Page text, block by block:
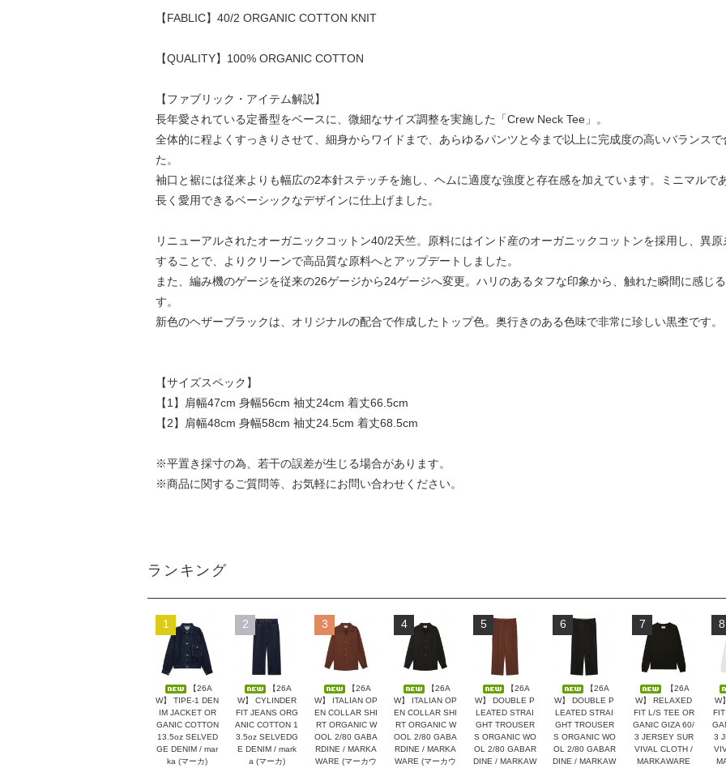
【FABLIC】40/2 ORGANIC COTTON KNIT
【QUALITY】100% ORGANIC COTTON
【ファブリック・アイテム解説】
長年愛されている定番型をベースに、微細なサイズ調整を実施した「Crew Neck Tee」。
全体的に程よくすっきりさせて、細身からワイドまで、あらゆるパンツと今まで以上に完成度の高いバランス
た。
袖口と裾には従来よりも幅広の2本針ステッチを施し、ヘムに適度な強度と存在感を加えています。ミニマルで
長く愛用できるベーシックなデザインに仕上げました。
リニューアルされたオーガニックコットン40/2天竺。原料にはインド産のオーガニックコットンを採用し、異
することで、よりクリーンで高品質な原料へとアップデートしました。
また、編み機のゲージを従来の26ゲージから24ゲージへ変更。ハリのあるタフな印象から、触れた瞬間に感じ
す。
新色のヘザーブラックは、オリジナルの配合で作成したトップ色。奥行きのある色味で非常に珍しい黒杢です。
【サイズスペック】
【1】肩幅47cm 身幅56cm 袖丈24cm 着丈66.5cm
【2】肩幅48cm 身幅58cm 袖丈24.5cm 着丈68.5cm
※平置き採寸の為、若干の誤差が生じる場合があります。
※商品に関するご質問等、お気軽にお問い合わせください。
ランキング
1
【26A
W】 TIPE-1 DEN
IM JACKET OR
GANIC COTTON
13.5oz SELVED
GE DENIM / mar
ka (マーカ)
2
【26A
W】 CYLINDER
FIT JEANS ORG
ANIC COTTON 1
3.5oz SELVEDG
E DENIM / mark
a (マーカ)
3
【26A
W】 ITALIAN OP
EN COLLAR SHI
RT ORGANIC W
OOL 2/80 GABA
RDINE / MARKA
WARE (マーカウ
4
【26A
W】 ITALIAN OP
EN COLLAR SHI
RT ORGANIC W
OOL 2/80 GABA
RDINE / MARKA
WARE (マーカウ
5
【26A
W】 DOUBLE P
LEATED STRAI
GHT TROUSER
S ORGANIC WO
OL 2/80 GABAR
DINE / MARKAW
6
【26A
W】 DOUBLE P
LEATED STRAI
GHT TROUSER
S ORGANIC WO
OL 2/80 GABAR
DINE / MARKAW
7
【26A
W】 RELAXED
FIT L/S TEE OR
GANIC GIZA 60/
3 JERSEY SUR
VIVAL CLOTH /
MARKAWARE
8
W
3